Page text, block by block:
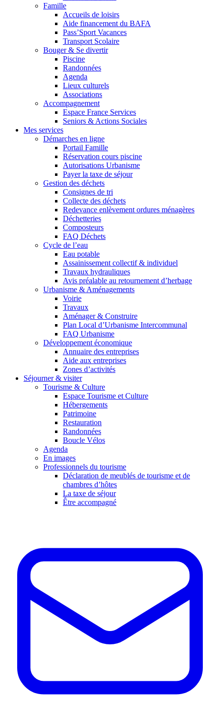
Famille
Accueils de loisirs
Aide financement du BAFA
Pass’Sport Vacances
Transport Scolaire
Bouger & Se divertir
Piscine
Randonnées
Agenda
Lieux culturels
Associations
Accompagnement
Espace France Services
Seniors & Actions Sociales
Mes services
Démarches en ligne
Portail Famille
Réservation cours piscine
Autorisations Urbanisme
Payer la taxe de séjour
Gestion des déchets
Consignes de tri
Collecte des déchets
Redevance enlèvement ordures ménagères
Déchetteries
Composteurs
FAQ Déchets
Cycle de l’eau
Eau potable
Assainissement collectif & individuel
Travaux hydrauliques
Avis préalable au retournement d’herbage
Urbanisme & Aménagements
Voirie
Travaux
Aménager & Construire
Plan Local d’Urbanisme Intercommunal
FAQ Urbanisme
Développement économique
Annuaire des entreprises
Aide aux entreprises
Zones d’activités
Séjourner & visiter
Tourisme & Culture
Espace Tourisme et Culture
Hébergements
Patrimoine
Restauration
Randonnées
Boucle Vélos
Agenda
En images
Professionnels du tourisme
Déclaration de meublés de tourisme et de
chambres d’hôtes
La taxe de séjour
Être accompagné